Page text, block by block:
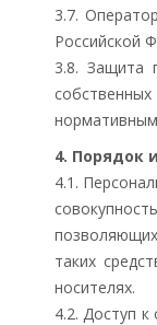
3.7.
Российской
3.8. Защита
4. Порядок
4.1.
таких
носителях.
4.2. Доступ